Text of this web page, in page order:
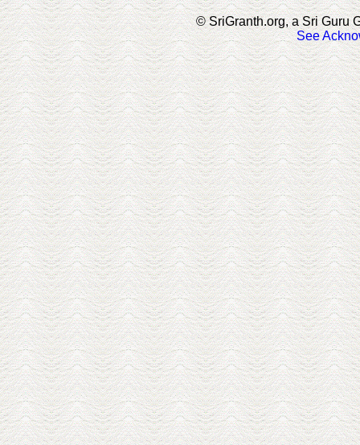
© SriGranth.org, a Sri Guru
See